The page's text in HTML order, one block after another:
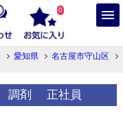
0
愛知県
名古屋市守山区
調剤 正社員